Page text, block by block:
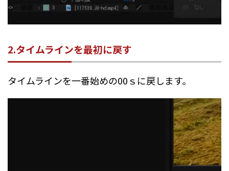
2.タイムラインを最初に戻す
タイムラインを一番始めの00ｓに戻します。